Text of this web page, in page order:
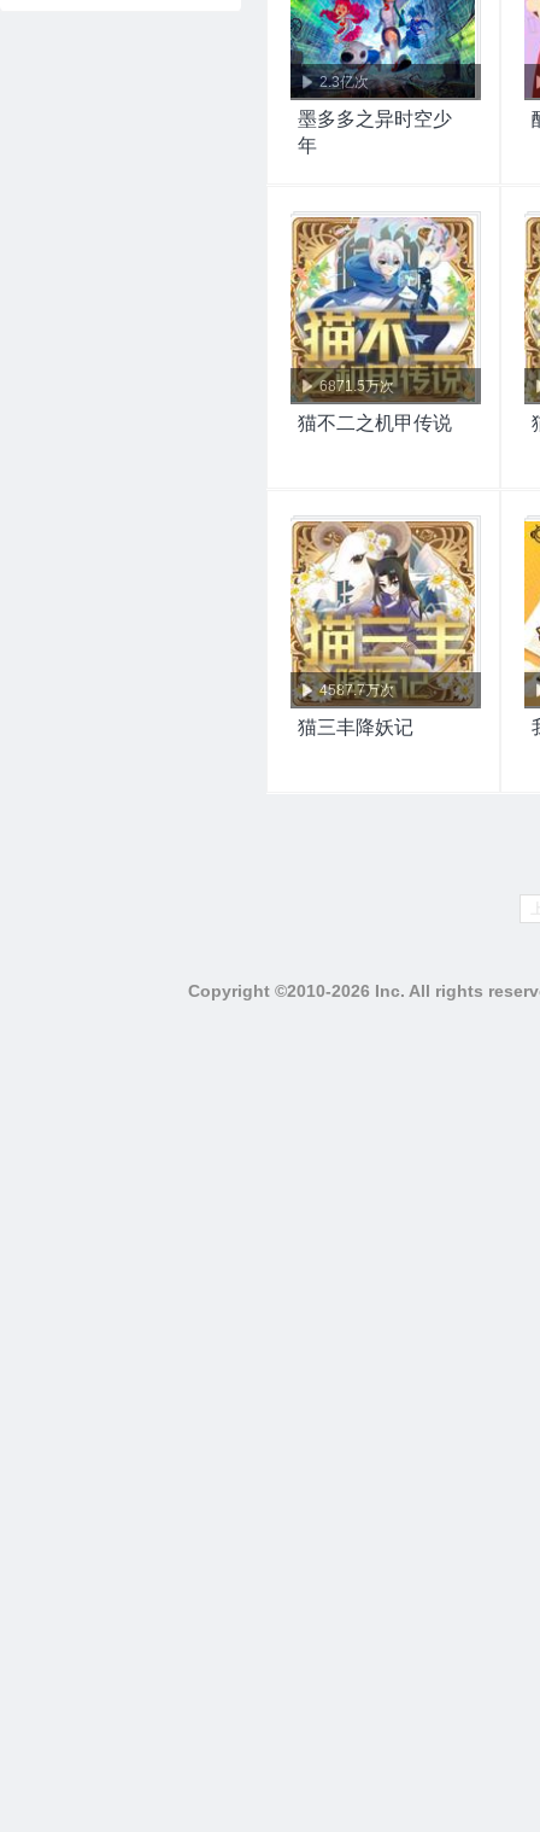
2.3亿次
墨多多之异时空少
年
6871.5万次
猫不二之机甲传说
4587.7万次
猫三丰降妖记
Copyright ©2010-2026 Inc. All rights